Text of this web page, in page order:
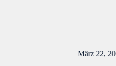
März 22,